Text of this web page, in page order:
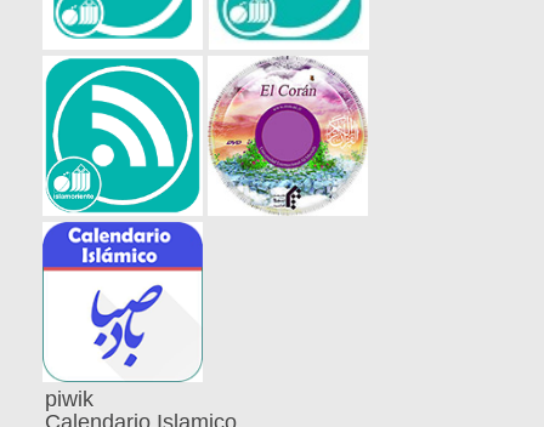
piwik
Calendario Islamico